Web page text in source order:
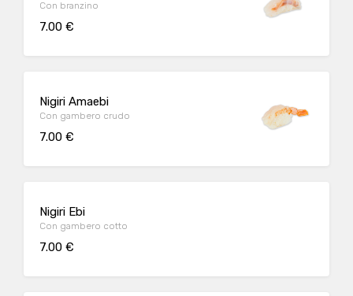
Con branzino
7.00 €
Nigiri Amaebi
Con gambero crudo
7.00 €
Nigiri Ebi
Con gambero cotto
7.00 €